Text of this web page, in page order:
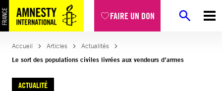
FAIRE UN DON
Aller
au
contenu
Accueil Articles
Actualités
Le sort des populations civiles livrées aux vendeurs d’armes
ACTUALITÉ